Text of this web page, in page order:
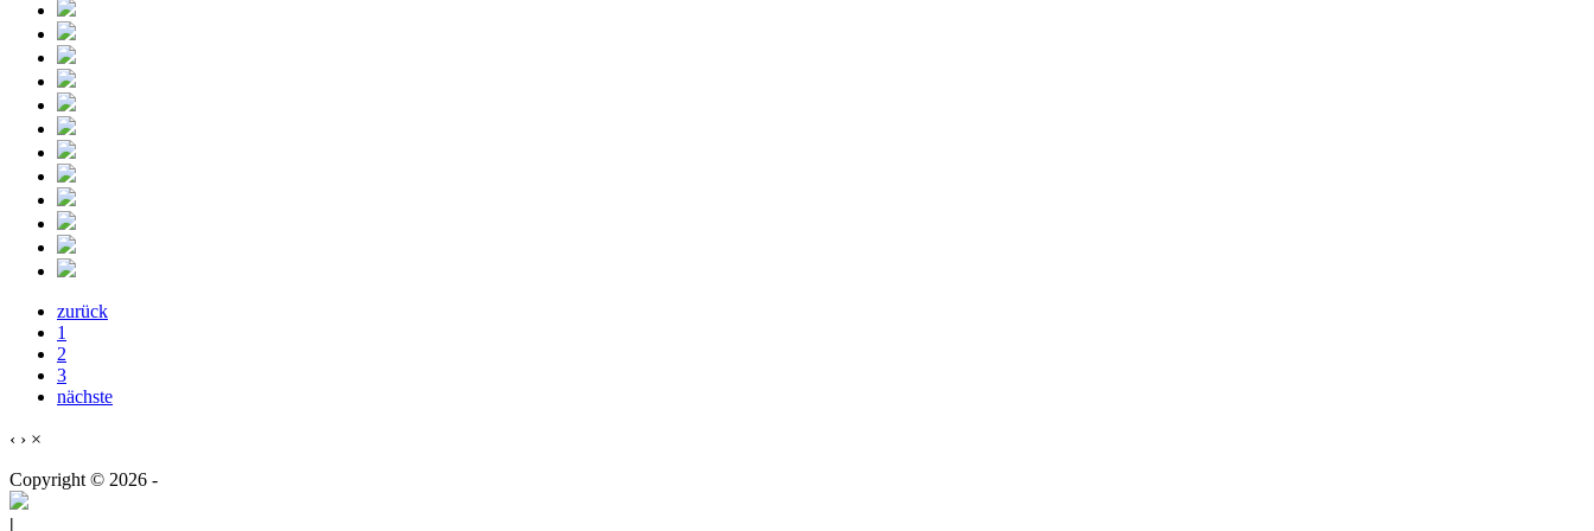
zurück
1
2
3
nächste
‹ › ×
Copyright © 2026 -
|